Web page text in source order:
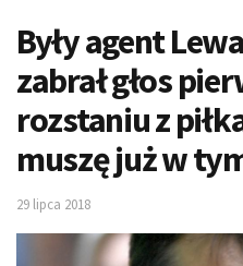
Były agent
zabrał głos
rozstaniu z
muszę już w
29 lipca 2018